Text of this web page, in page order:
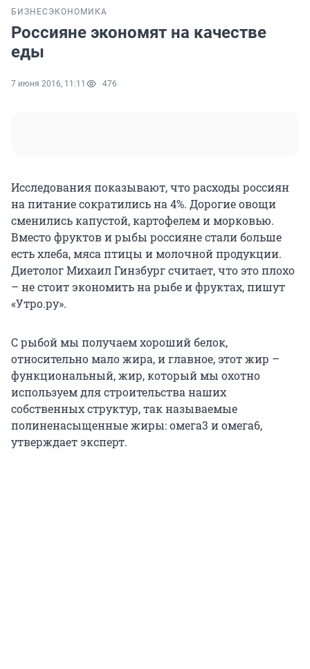
БИЗНЕС ЭКОНОМИКА
Россияне экономят на качестве
еды
7 июня 2016, 11:11 476
Исследования показывают, что расходы россиян
на питание сократились на 4%. Дорогие овощи
сменились капустой, картофелем и морковью.
Вместо фруктов и рыбы россияне стали больше
есть хлеба, мяса птицы и молочной продукции.
Диетолог Михаил Гинзбург считает, что это плохо
– не стоит экономить на рыбе и фруктах, пишут
«Утро.ру».
С рыбой мы получаем хороший белок,
относительно мало жира, и главное, этот жир –
функциональный, жир, который мы охотно
используем для строительства наших
собственных структур, так называемые
полиненасыщенные жиры: омега3 и омега6,
утверждает эксперт.